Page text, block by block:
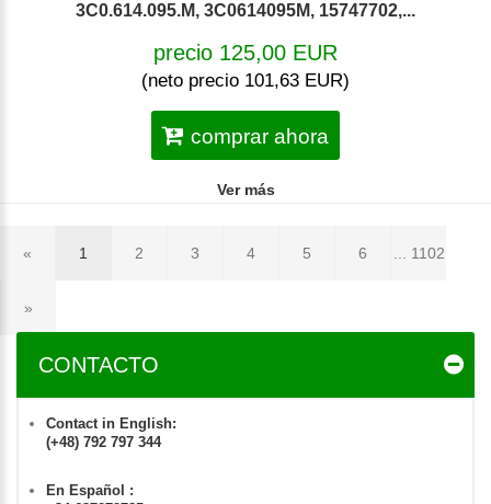
3C0.614.095.M, 3C0614095M, 15747702,...
precio 125,00 EUR
(neto precio 101,63 EUR)
comprar ahora
Ver más
« 1 2 3 4 5 6 ... 1102
»
CONTACTO
Contact in English:
(+48) 792 797 344
En Español :